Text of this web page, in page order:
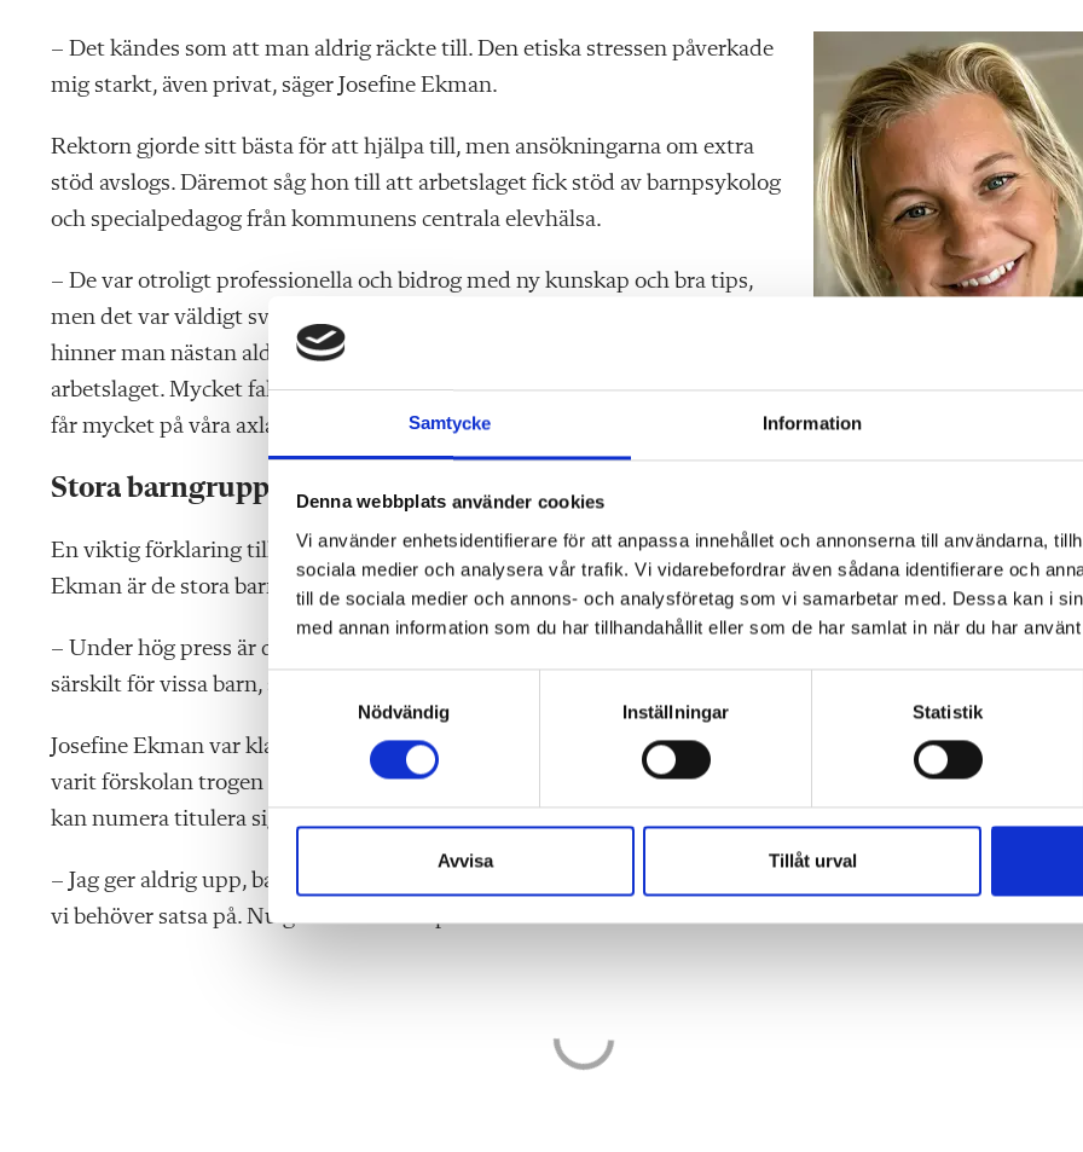
Samtycke Information
Denna webbplats använder cookies
Vi använder enhetsidentifierare för att anpassa innehållet och annonserna till användarna,
sociala medier och analysera vår trafik. Vi vidarebefordrar även sådana identifierare och
till de sociala medier och annons- och analysföretag som vi samarbetar med. Dessa kan i
med annan information som du har tillhandahållit eller som de har samlat in när du har
m
c
e
s
Nödvändig Inställningar Statistik
Avvisa Tillåt urval
Josefine Ekman.
– Det kändes som att man aldrig räckte till. Den etiska stressen påverkade
mig starkt, även privat, säger Josefine Ekman.
Rektorn gjorde sitt bästa för att hjälpa till, men ansökningarna om extra
stöd avslogs. Däremot såg hon till att arbetslaget fick stöd av barnpsykolog
och specialpedagog från kommunens centrala elevhälsa.
– De var otroligt professionella och bidrog med ny kunskap och bra tips,
men det var väldigt svårt att hinna implementera allt i vardagen. Tyvärr
hinner man nästan aldrig sitta ned och reflektera tillsammans med
arbetslaget. Mycket faller därför på förskollärarna, vilket inte är rimligt. Vi
får mycket på våra axlar, säger Josefine Ekman.
Stora barngrupper förvärrar problemen
En viktig förklaring till att många nu upplever att antalet barn i behov av särskilt stöd har ökat tror
Ekman är de stora barngrupperna.
– Under hög press är det lätt att lägga problem hos barnen, men stora grupper är stressande för de flesta,
särskilt för vissa barn, säger hon.
Josefine Ekman var klar lärare i förskola 2017 och har, med avbrott för föräldraledighet och sjukskrivning,
varit förskolan trogen sedan dess. Men det senaste halvåret har hon varit tjänstledig för att plugga och hon
kan numera titulera sig specialpedagog. Men hon har inte övergivit förskolan.
– Jag ger aldrig upp, barnen är vår viktigaste tillgång i samhället. Vill vi ha ett bättre samhälle vet vi alla
vi behöver satsa på. Nu gäller det att få politikerna att inse samma sak.